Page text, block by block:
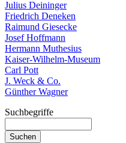
Julius Deininger
Friedrich Deneken
Raimund Giesecke
Josef Hoffmann
Hermann Muthesius
Kaiser-Wilhelm-Museum
Carl Pott
J. Weck & Co.
Günther Wagner
Suchbegriffe